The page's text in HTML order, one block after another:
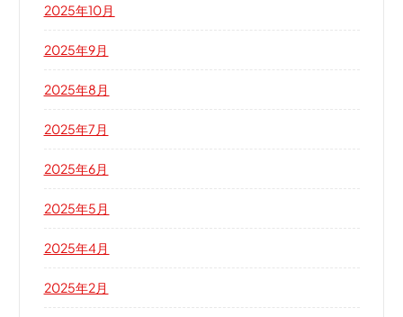
2025年10月
2025年9月
2025年8月
2025年7月
2025年6月
2025年5月
2025年4月
2025年2月